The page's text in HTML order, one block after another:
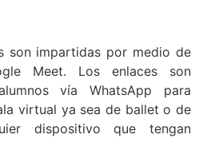
son impartidas por medio de
Meet. Los enlaces son
vía WhatsApp para
virtual ya sea de ballet o de
dispositivo que tengan